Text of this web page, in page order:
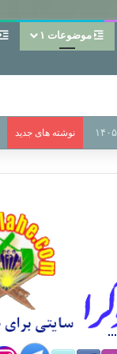
موضوعات ۱
نوشته های جدید